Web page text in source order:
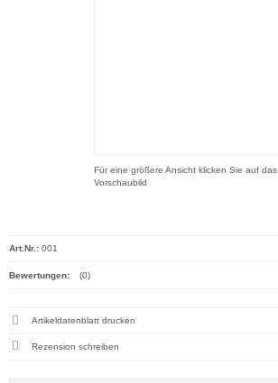
Für eine größere Ansicht klicken Sie auf das
Vorschaubild
Art.Nr.: 001
Bewertungen: (0)
Artikeldatenblatt drucken
Rezension schreiben